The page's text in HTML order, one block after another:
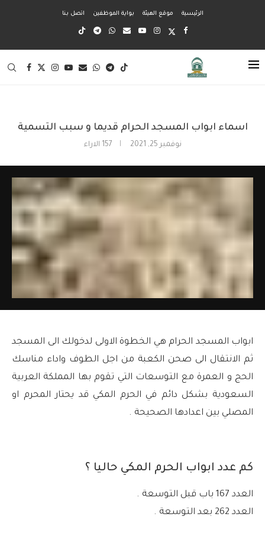
الرئيسية موقع الهيئة بواية الموظفين اتصل بنا
اسماء ابواب المسجد الحرام قديما و سبب التسمية
نوفمبر 25, 2021 157 الاراء
ابواب المسجد الحرام هي الخطوة الاولى لدخولك الى المسجد
ثم الانتقال الى صحن الكعبة من اجل الطوف واداء مناسك
الحج و العمرة مع التوسعات التي تقوم بها المملكة العربية
السعودية بشكل دائم في الحرم المكي قد يحتار المحرم او
المصلي بين اعدادها الصحيحة .
كم عدد ابواب الحرم المكي حاليا ؟
العدد 167 باب قبل التوسعة .
العدد 262 بعد التوسعة .